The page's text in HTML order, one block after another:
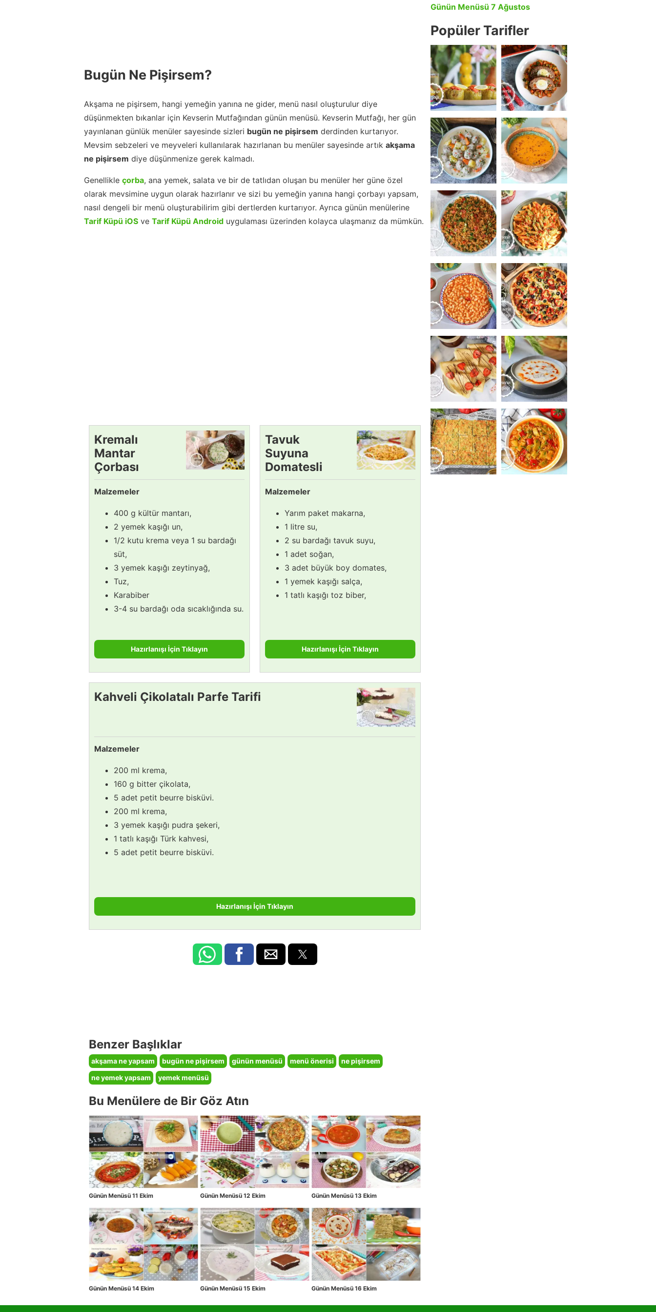
Bugün Ne Pişirsem?
Akşama ne pişirsem, hangi yemeğin yanına ne gider, menü nasıl oluşturulur diye
düşünmekten bıkanlar için Kevserin Mutfağından günün menüsü. Kevserin Mutfağı, her gün
yayınlanan günlük menüler sayesinde sizleri bugün ne pişirsem derdinden kurtarıyor.
Mevsim sebzeleri ve meyveleri kullanılarak hazırlanan bu menüler sayesinde artık akşama
ne pişirsem diye düşünmenize gerek kalmadı.
Genellikle çorba, ana yemek, salata ve bir de tatlıdan oluşan bu menüler her güne özel
olarak mevsimine uygun olarak hazırlanır ve sizi bu yemeğin yanına hangi çorbayı yapsam,
nasıl dengeli bir menü oluşturabilirim gibi dertlerden kurtarıyor. Ayrıca günün menülerine
Tarif Küpü iOS ve Tarif Küpü Android uygulaması üzerinden kolayca ulaşmanız da mümkün.
Kremalı
Mantar
Çorbası
Tarifi
Malzemeler
400 g kültür mantarı,
2 yemek kaşığı un,
1/2 kutu krema veya 1 su bardağı
süt,
3 yemek kaşığı zeytinyağ,
Tuz,
Karabiber
3-4 su bardağı oda sıcaklığında su.
Hazırlanışı İçin Tıklayın
Tavuk
Suyuna
Domatesli
Makarna
Tarifi
Malzemeler
Yarım paket makarna,
1 litre su,
2 su bardağı tavuk suyu,
1 adet soğan,
3 adet büyük boy domates,
1 yemek kaşığı salça,
1 tatlı kaşığı toz biber,
Hazırlanışı İçin Tıklayın
Kahveli Çikolatalı Parfe Tarifi
Malzemeler
200 ml krema,
160 g bitter çikolata,
5 adet petit beurre bisküvi.
200 ml krema,
3 yemek kaşığı pudra şekeri,
1 tatlı kaşığı Türk kahvesi,
5 adet petit beurre bisküvi.
Hazırlanışı İçin Tıklayın
Benzer Başlıklar
akşama ne yapsam bugün ne pişirsem günün menüsü menü önerisi
ne pişirsem
ne yemek yapsam
yemek menüsü
Bu Menülere de Bir Göz Atın
Günün Menüsü 11 Ekim Günün Menüsü 12 Ekim Günün Menüsü 13 Ekim
Günün Menüsü 14 Ekim Günün Menüsü 15 Ekim Günün Menüsü 16 Ekim
Günün Menüsü 7 Ağustos
Popüler Tarifler